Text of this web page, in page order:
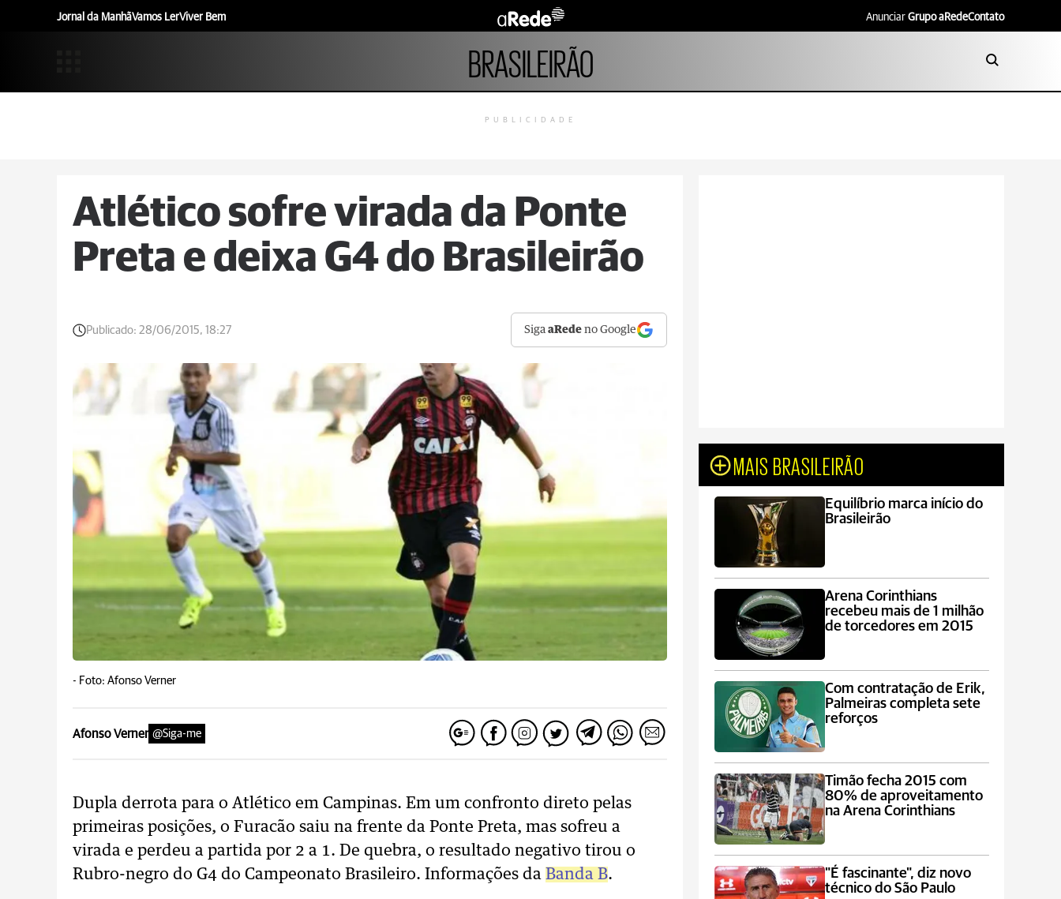
Jornal da ManhãVamos LerViver Bem Anunciar Grupo aRedeContato
BRASILEIRÃO
PUBLICIDADE
Atlético sofre virada da Ponte
Preta e deixa G4 do Brasileirão
Publicado: 28/06/2015, 18:27 SigaaRede no Google
- Foto: Afonso Verner
Afonso Verner @Siga-me
Dupla derrota para o Atlético em Campinas. Em um confronto direto pelas
primeiras posições, o Furacão saiu na frente da Ponte Preta, mas sofreu a
virada e perdeu a partida por 2 a 1. De quebra, o resultado negativo tirou o
Rubro-negro do G4 do Campeonato Brasileiro. Informações da Banda B.
MAIS BRASILEIRÃO
Equilíbrio marca início do
Brasileirão
Arena Corinthians
recebeu mais de 1 milhão
de torcedores em 2015
Com contratação de Erik,
Palmeiras completa sete
reforços
Timão fecha 2015 com
80% de aproveitamento
na Arena Corinthians
"É fascinante", diz novo
técnico do São Paulo